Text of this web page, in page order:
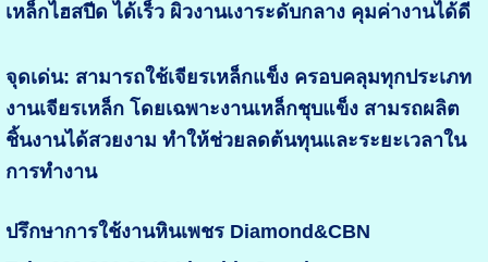
เหล็กไฮสปีด ได้เร็ว ผิวงานเงาระดับกลาง คุมค่างานได้ดี
จุดเด่น: สามารถใช้เจียรเหล็กแข็ง ครอบคลุมทุกประเภท
งานเจียรเหล็ก โดยเฉพาะงานเหล็กชุบแข็ง สามรถผลิต
ชิ้นงานได้สวยงาม ทำให้ช่วยลดต้นทุนและระยะเวลาใน
การทำงาน
ปรึกษาการใช้งานหินเพชร Diamond&CBN